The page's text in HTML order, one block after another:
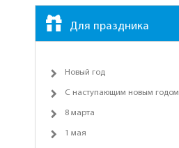
Для праздника
Новый год
С наступающим новым годом
8 марта
1 мая